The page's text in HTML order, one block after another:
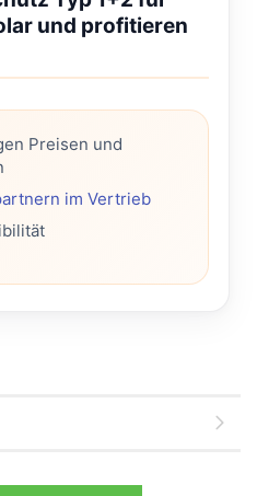
und profitieren
Preisen und
im Vertrieb